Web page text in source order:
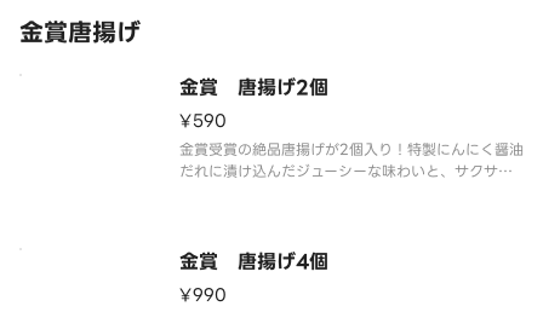
金賞唐揚げ
金賞 唐揚げ2個
¥590
金賞受賞の絶品唐揚げが2個入り！特製にんにく醤油
だれに漬け込んだジューシーな味わいと、サクサク
金賞 唐揚げ4個
¥990